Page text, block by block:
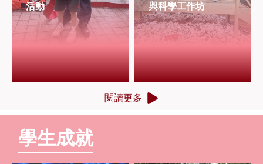
活動
與科學工作坊
閱讀更多
學生成就